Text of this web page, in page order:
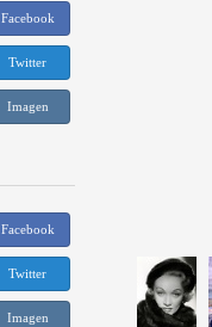
Facebook
Twitter
Imagen
Facebook
Twitter
Imagen